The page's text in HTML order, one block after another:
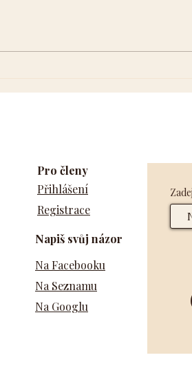
Pro členy
Přihlášení
Registrace
Napiš svůj názor
Na Facebooku
Na Seznamu
Na Googlu